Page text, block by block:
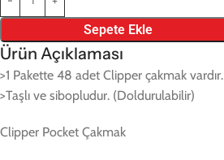
Sepete Ekle
Ürün Açıklaması
>1 Pakette 48 adet Clipper çakmak vardır.
>Taşlı ve sibopludur. (Doldurulabilir)
Clipper Pocket Çakmak